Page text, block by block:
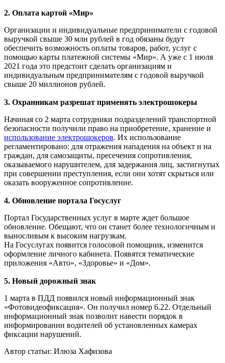
2. Оплата картой «Мир»
Организации и индивидуальные предприниматели с годовой
выручкой свыше 30 млн рублей в год обязаны будут
обеспечить возможность оплаты товаров, работ, услуг с
помощью карты платежной системы «Мир». А уже с 1 июля
2021 года это предстоит сделать организациям и
индивидуальным предпринимателям с годовой выручкой
свыше 20 миллионов рублей.
3. Охранникам разрешат применять электрошокеры
Начиная со 2 марта сотрудники подразделений транспортной
безопасности получили право на приобретение, хранение и
использование электрошокеров. Их использование
регламентировано: для отражения нападения на объект и на
граждан, для самозащиты, пресечения сопротивления,
оказываемого нарушителем, для задержания лиц, застигнутых
при совершении преступления, если они хотят скрыться или
оказать вооруженное сопротивление.
4. Обновление портала Госуслуг
Портал Государственных услуг в марте ждет большое
обновление. Обещают, что он станет более технологичным и
выносливым к высоким нагрузкам.
На Госуслугах появится голосовой помощник, изменится
оформление личного кабинета. Появятся тематические
приложения «Авто», «Здоровье» и «Дом».
5. Новый дорожный знак
1 марта в ПДД появился новый информационный знак
«Фотовидеофиксация». Он получил номер 6.22. Отдельный
информационный знак позволит навести порядок в
информировании водителей об установленных камерах
фиксации нарушений.
Автор статьи: Илюза Хафизова